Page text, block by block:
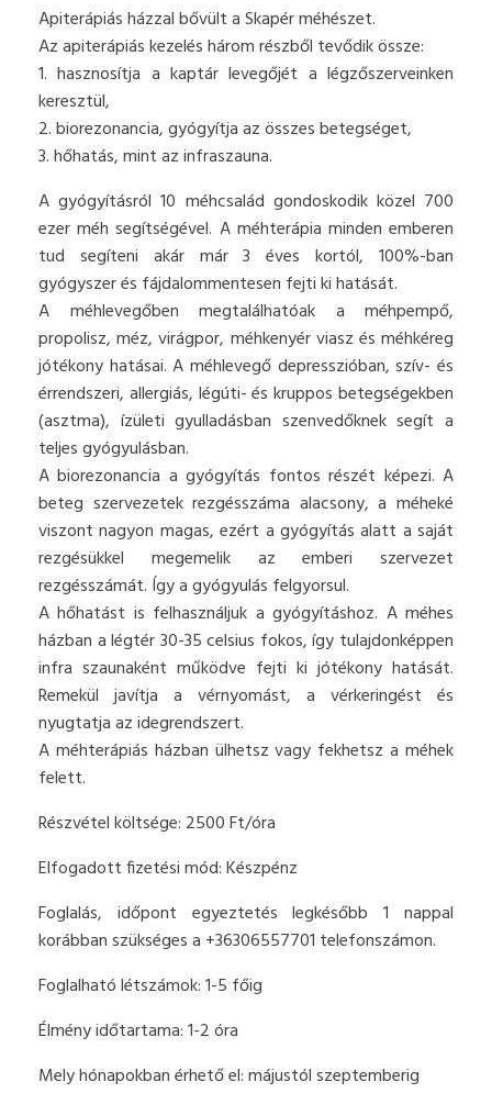
Apiterápiás házzal bővült a Skapér méhészet.
Az apiterápiás kezelés három részből tevődik össze:
1. hasznosítja a kaptár levegőjét a légzőszerveinken
keresztül,
2. biorezonancia, gyógyítja az összes betegséget,
3. hőhatás, mint az infraszauna.
A gyógyításról 10 méhcsalád gondoskodik közel 700
ezer méh segítségével. A méhterápia minden emberen
tud segíteni akár már 3 éves kortól, 100%-ban
gyógyszer és fájdalommentesen fejti ki hatását.
A méhlevegőben megtalálhatóak a méhpempő,
propolisz, méz, virágpor, méhkenyér viasz és méhkéreg
jótékony hatásai. A méhlevegő depresszióban, szív- és
érrendszeri, allergiás, légúti- és kruppos betegségekben
(asztma), ízületi gyulladásban szenvedőknek segít a
teljes gyógyulásban.
A biorezonancia a gyógyítás fontos részét képezi. A
beteg szervezetek rezgésszáma alacsony, a méheké
viszont nagyon magas, ezért a gyógyítás alatt a saját
rezgésükkel megemelik az emberi szervezet
rezgésszámát. Így a gyógyulás felgyorsul.
A hőhatást is felhasználjuk a gyógyításhoz. A méhes
házban a légtér 30-35 celsius fokos, így tulajdonképpen
infra szaunaként működve fejti ki jótékony hatását.
Remekül javítja a vérnyomást, a vérkeringést és
nyugtatja az idegrendszert.
A méhterápiás házban ülhetsz vagy fekhetsz a méhek
felett.
Részvétel költsége: 2500 Ft/óra
Elfogadott fizetési mód: Készpénz
Foglalás, időpont egyeztetés legkésőbb 1 nappal
korábban szükséges a +36306557701 telefonszámon.
Foglalható létszámok: 1-5 főig
Élmény időtartama: 1-2 óra
Mely hónapokban érhető el: májustól szeptemberig